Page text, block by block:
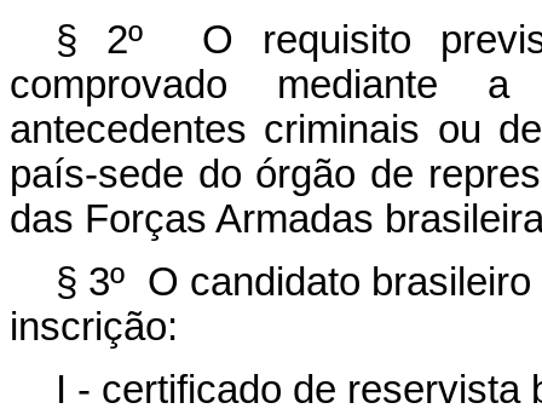
§ 2º O requisito
comprovado mediante
antecedentes criminais ou
país-sede do órgão de
das Forças Armadas
§ 3º O candidato
inscrição:
I - certificado de reservista